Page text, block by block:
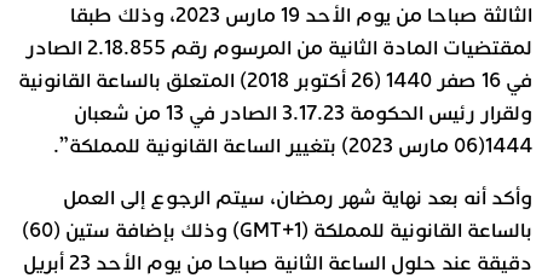
الثالثة صباحا من يوم الأحد 19 مارس 2023، وذلك طبقا
لمقتضيات المادة الثانية من المرسوم رقم 2.18.855 الصادر
في 16 صفر 1440 (26 أكتوبر 2018) المتعلق بالساعة القانونية
ولقرار رئيس الحكومة 3.17.23 الصادر في 13 من شعبان
1444(06 مارس 2023) بتغيير الساعة القانونية للمملكة”.
وأكد أنه بعد نهاية شهر رمضان، سيتم الرجوع إلى العمل
بالساعة القانونية للمملكة (1+GMT) وذلك بإضافة ستين (60)
دقيقة عند حلول الساعة الثانية صباحا من يوم الأحد 23 أبريل